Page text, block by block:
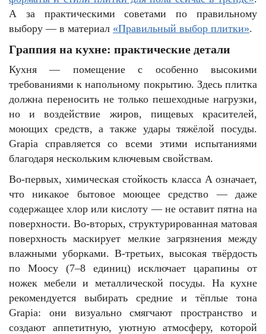
А за практическими советами по правильному
выбору — в материал «Правильный выбор плитки».
Граппия на кухне: практические детали
Кухня — помещение с особенно высокими
требованиями к напольному покрытию. Здесь плитка
должна переносить не только пешеходные нагрузки,
но и воздействие жиров, пищевых красителей,
моющих средств, а также удары тяжёлой посуды.
Grapia справляется со всеми этими испытаниями
благодаря нескольким ключевым свойствам.
Во-первых, химическая стойкость класса A означает,
что никакое бытовое моющее средство — даже
содержащее хлор или кислоту — не оставит пятна на
поверхности. Во-вторых, структурированная матовая
поверхность маскирует мелкие загрязнения между
влажными уборками. В-третьих, высокая твёрдость
по Моосу (7–8 единиц) исключает царапины от
ножек мебели и металлической посуды. На кухне
рекомендуется выбирать средние и тёплые тона
Grapia: они визуально смягчают пространство и
создают аппетитную, уютную атмосферу, которой